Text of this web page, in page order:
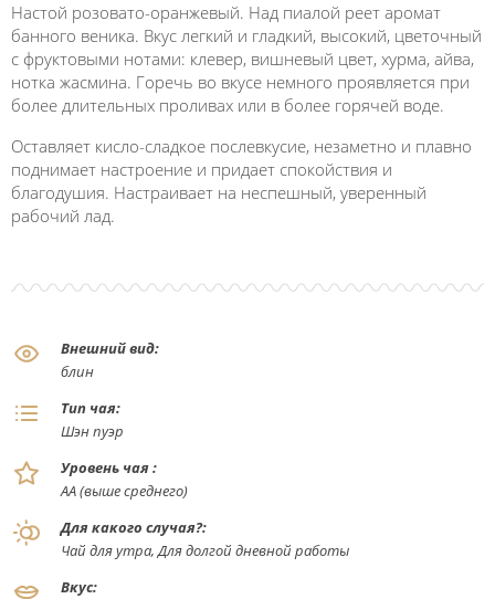
Настой розовато-оранжевый. Над пиалой реет аромат
банного веника. Вкус легкий и гладкий, высокий, цветочный
с фруктовыми нотами: клевер, вишневый цвет, хурма, айва,
нотка жасмина. Горечь во вкусе немного проявляется при
более длительных проливах или в более горячей воде.
Оставляет кисло-сладкое послевкусие, незаметно и плавно
поднимает настроение и придает спокойствия и
благодушия. Настраивает на неспешный, уверенный
рабочий лад.
Внешний вид:
блин
Тип чая:
Шэн пуэр
Уровень чая :
АА (выше среднего)
Для какого случая?:
Чай для утра, Для долгой дневной работы
Вкус: